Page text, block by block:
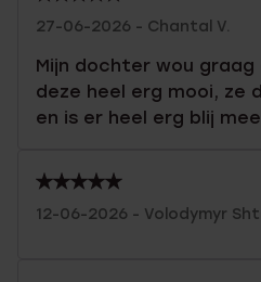
27-06-2026 - Chantal V.
Mijn dochter wou graag
deze heel erg mooi, ze
en is er heel erg blij
12-06-2026 - Volodymyr